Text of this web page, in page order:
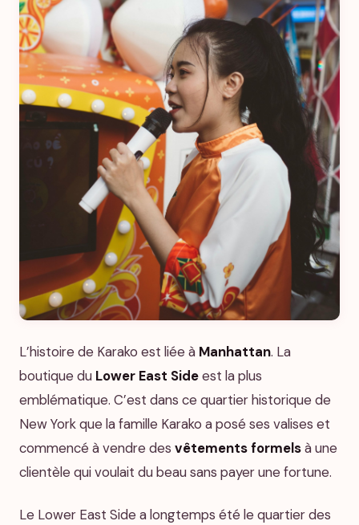
L’histoire de Karako est liée à Manhattan. La
boutique du Lower East Sideest la plus
emblématique. C’est dans ce quartier historique de
New York que la famille Karako a posé ses valises et
commencé à vendre des vêtements formelsà une
clientèle qui voulait du beau sans payer une fortune.
Le Lower East Side a longtemps été le quartier des